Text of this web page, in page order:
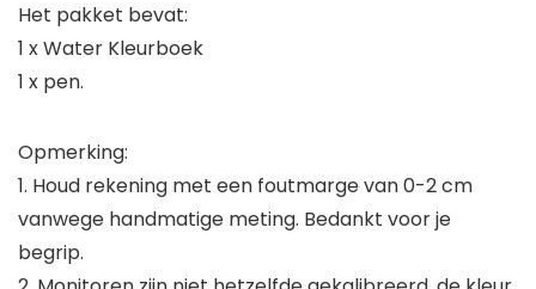
Het pakket bevat:
1 x Water Kleurboek
1 x pen.
Opmerking:
1. Houd rekening met een foutmarge van 0-2 cm
vanwege handmatige meting. Bedankt voor je
begrip.